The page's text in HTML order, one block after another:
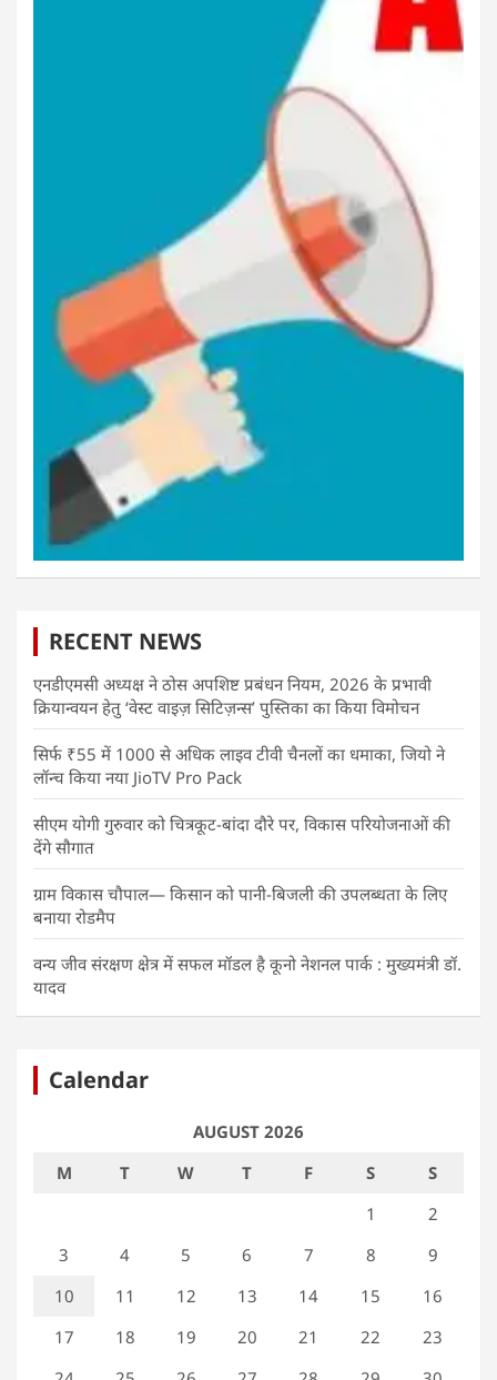
RECENT NEWS
एनडीएमसी अध्यक्ष ने ठोस अपशिष्ट प्रबंधन नियम, 2026 के प्रभावी
क्रियान्वयन हेतु ‘वेस्ट वाइज़ सिटिज़न्स’ पुस्तिका का किया विमोचन
सिर्फ ₹55 में 1000 से अधिक लाइव टीवी चैनलों का धमाका, जियो ने
लॉन्च किया नया JioTV Pro Pack
सीएम योगी गुरुवार को चित्रकूट-बांदा दौरे पर, विकास परियोजनाओं की
देंगे सौगात
ग्राम विकास चौपाल— किसान को पानी-बिजली की उपलब्धता के लिए
बनाया रोडमैप
वन्य जीव संरक्षण क्षेत्र में सफल मॉडल है कूनो नेशनल पार्क : मुख्यमंत्री डॉ.
यादव
Calendar
AUGUST 2026
M
T W T F S
S
1
2
3
4 5 6 7 8
9
10
11 12 13 14 15
16
17
18 19 20 21 22
23